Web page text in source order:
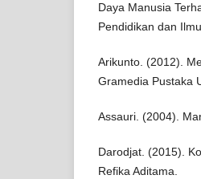
Daya Manusia
Pendidikan dan
Arikunto. (2012).
Gramedia Pustaka
Assauri. (2004).
Darodjat. (2015).
Refika Aditama.